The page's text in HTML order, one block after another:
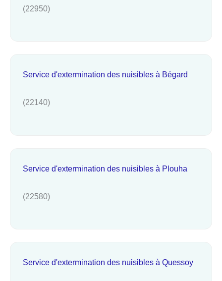
(22950)
Service d'extermination des nuisibles à Bégard
(22140)
Service d'extermination des nuisibles à Plouha
(22580)
Service d'extermination des nuisibles à Quessoy